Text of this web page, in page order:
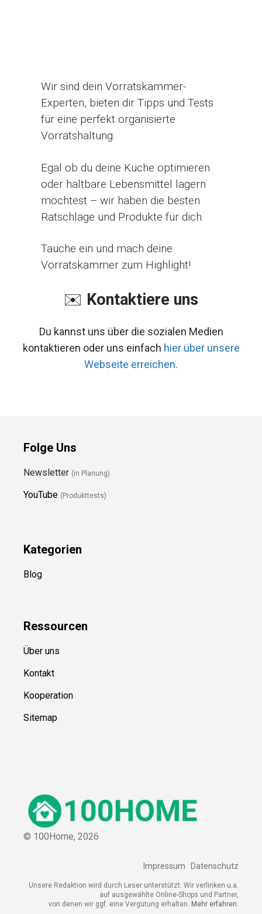
Wir sind dein Vorratskammer-
Experten, bieten dir Tipps und Tests
für eine perfekt organisierte
Vorratshaltung.
Egal ob du deine Küche optimieren
oder haltbare Lebensmittel lagern
möchtest – wir haben die besten
Ratschläge und Produkte für dich.
Tauche ein und mach deine
Vorratskammer zum Highlight!
✉️ Kontaktiere uns
Du kannst uns über die sozialen Medien
kontaktieren oder uns einfach hier über unsere
Webseite erreichen.
Folge Uns
Newsletter (in Planung)
YouTube (Produkttests)
Kategorien
Blog
Ressourcen
Über uns
Kontakt
Kooperation
Sitemap
© 100Home, 2026
Impressum Datenschutz
Unsere Redaktion wird durch Leser unterstützt. Wir verlinken u.a.
auf ausgewählte Online-Shops und Partner,
von denen wir ggf. eine Vergütung erhalten. Mehr erfahren.